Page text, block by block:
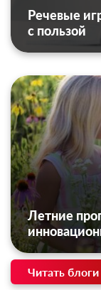
Речевые
с пользой
Летние
Читать блоги